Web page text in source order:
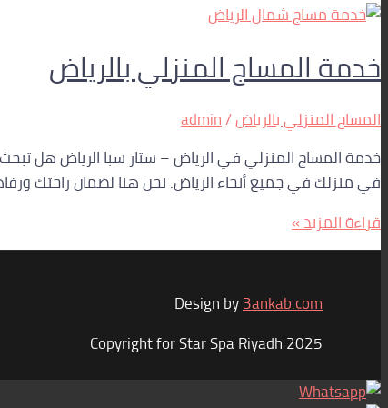
خدمة المساج المنزلي بالرياض
المساج المنزلي بالرياض/
admin
خدمة المساج المنزلي في الرياض – ستار سبا الرياض هل
في منزلك في جميع أنحاء الرياض. نحن هنا لضمان راحتك
قراءة المزيد »
Design by3ankab.com
Copyright for Star Spa Riyadh 2025